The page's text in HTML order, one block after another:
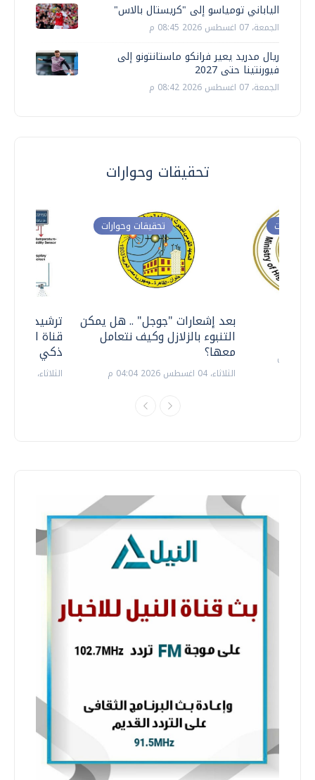
الياباني تومياسو إلى "كريستال بالاس"
الجمعة، 07 اغسطس 2026 08:45 م
ريال مدريد يعير فرانكو ماستانتونو إلى
فيورنتينا حتى 2027
الجمعة، 07 اغسطس 2026 08:42 م
تحقيقات وحوارات
ترشيدا
قناة
ذكي
الثلاثاء، 14 يوليو 2026 06:11 م
تحقيقات وحوارات
بعد إشعارات "جوجل" .. هل يمكن
التنبوء بالزلازل وكيف نتعامل
معها؟
الثلاثاء، 04 اغسطس 2026 04:04 م
وحوارات